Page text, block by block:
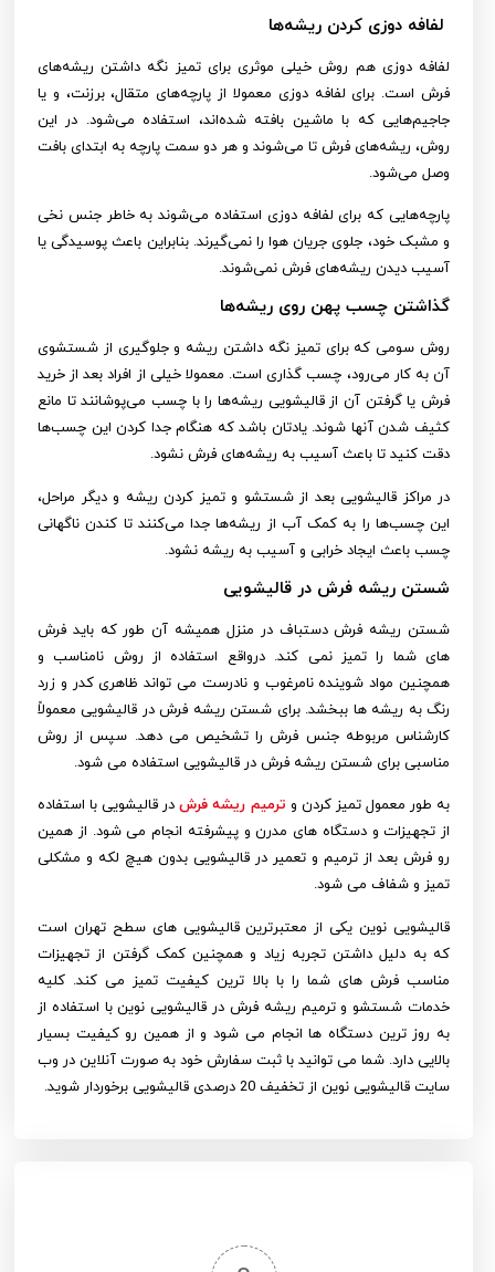
لفافه دوزی کردن ریشه‌ها
لفافه دوزی هم روش خیلی موثری برای تمیز نگه داشتن ریشه‌های
فرش است. برای لفافه دوزی معمولا از پارچه‌های متقال، برزنت، و یا
جاجیم‌هایی که با ماشین بافته شده‌اند، استفاده می‌شود. در این
روش، ریشه‌های فرش تا می‌شوند و هر دو سمت پارچه به ابتدای بافت
وصل می‌شود.
پارچه‌هایی که برای لفافه دوزی استفاده می‌شوند به خاطر جنس نخی
و مشبک خود، جلوی جریان هوا را نمی‌گیرند. بنابراین باعث پوسیدگی یا
آسیب دیدن ریشه‌های فرش نمی‌شوند.
گذاشتن چسب پهن روی ریشه‌ها
روش سومی که برای تمیز نگه داشتن ریشه و جلوگیری از شستشوی
آن به کار می‌رود، چسب گذاری است. معمولا خیلی از افراد بعد از خرید
فرش یا گرفتن آن از قالیشویی ریشه‌ها را با چسب می‌پوشانند تا مانع
کثیف شدن آنها شوند. یادتان باشد که هنگام جدا کردن این چسب‌ها
دقت کنید تا باعث آسیب به ریشه‌های فرش نشود.
در مراکز قالیشویی بعد از شستشو و تمیز کردن ریشه و دیگر مراحل،
این چسب‌ها را به کمک آب از ریشه‌ها جدا می‌کنند تا کندن ناگهانی
چسب باعث ایجاد خرابی و آسیب به ریشه نشود.
شستن ريشه فرش در قالیشویی
شستن ریشه فرش دستباف در منزل همیشه آن طور که باید فرش
های شما را تمیز نمی کند. درواقع استفاده از روش نامناسب و
همچنین مواد شوینده نامرغوب و نادرست می تواند ظاهری کدر و زرد
رنگ به ریشه ها ببخشد. برای شستن ریشه فرش در قالیشوییمعمولاً
کارشناس مربوطه جنس فرش را تشخیص می دهد. سپس از روش
مناسبی برای شستن ریشه فرش در قالیشویی استفاده می شود.
به طور معمولتمیز کردن و ترمیم ریشه فرشدر قالیشویی با استفاده
از تجهیزات و دستگاه های مدرن و پیشرفته انجام می شود. از همین
رو فرش بعد از ترمیم و تعمیر در قالیشویی بدون هیچ لکه و مشکلی
تمیز و شفاف می شود.
قالیشویی نوین یکی از معتبرترین قالیشویی های سطح تهران است
که به دلیل داشتن تجربه زیاد و همچنین کمک گرفتن از تجهیزات
مناسب فرش های شما را با بالا ترین کیفیت تمیز می کند. کلیه
خدمات شستشو وترمیم ریشه فرش در قالیشویینوین با استفاده از
به روز ترین دستگاه ها انجام می شود و از همین رو کیفیت بسیار
بالایی دارد. شما می توانید با ثبت سفارش خود به صورت آنلاین در وب
سایت قالیشویی نوین از تخفیف 20 درصدی قالیشویی برخوردار شوید.